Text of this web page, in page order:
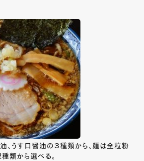
、うす口醤油の３種類から、麺は全粒粉
類から選べる。